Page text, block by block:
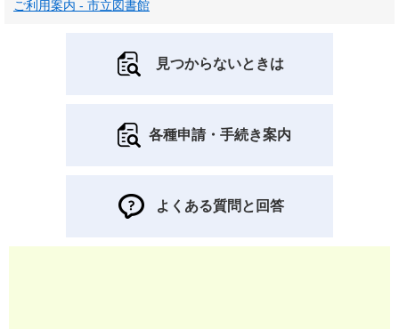
ご利用案内 - 市立図書館
見つからないときは
各種申請・手続き案内
よくある質問と回答